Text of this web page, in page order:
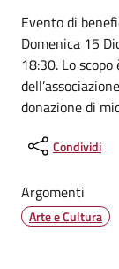
Evento di
Domenica 15
18:30. Lo
donazione di
Condividi
Argomenti
Arte e Cultura